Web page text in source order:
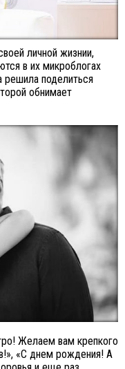
личной жизнии,
в их микроблогах
решила поделиться
обнимает
Желаем вам крепкого
«С днем рождения! А